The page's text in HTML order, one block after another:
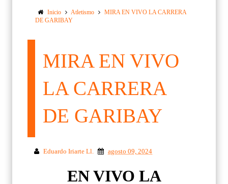
Inicio Atletismo
MIRA EN VIVO LA CARRERA
DE GARIBAY
MIRA EN VIVO
LA CARRERA
DE GARIBAY
Eduardo Iriarte Ll. agosto 09, 2024
EN VIVO LA